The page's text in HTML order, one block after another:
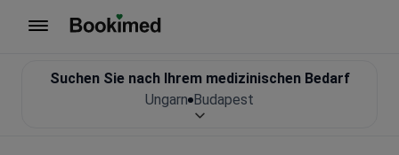
Suchen Sie nach Ihrem medizinischen Bedarf
Ungarn Budapest